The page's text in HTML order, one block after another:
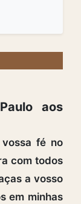
aos
fé no
com todos
a vosso
em minhas